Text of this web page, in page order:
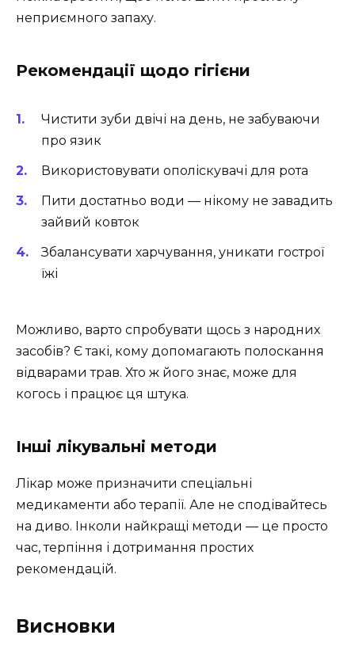
неприємного запаху.
Рекомендації щодо гігієни
Чистити зуби двічі на день, не забуваючи
про язик
Використовувати ополіскувачі для рота
Пити достатньо води — нікому не завадить
зайвий ковток
Збалансувати харчування, уникати гострої
їжі
Можливо, варто спробувати щось з народних
засобів? Є такі, кому допомагають полоскання
відварами трав. Хто ж його знає, може для
когось і працює ця штука.
Інші лікувальні методи
Лікар може призначити спеціальні
медикаменти або терапії. Але не сподівайтесь
на диво. Інколи найкращі методи — це просто
час, терпіння і дотримання простих
рекомендацій.
Висновки